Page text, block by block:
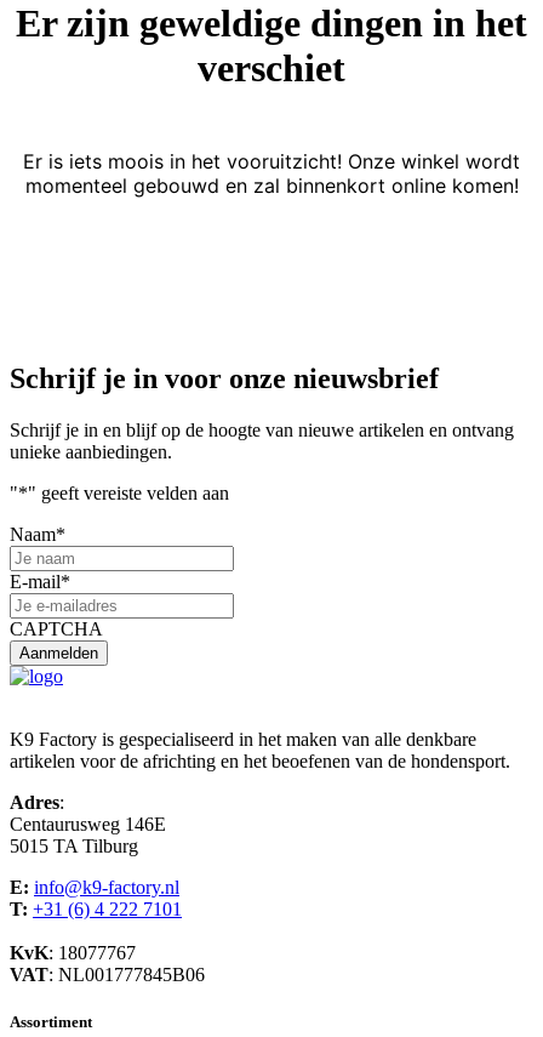
Er zijn geweldige dingen in het
verschiet
Er is iets moois in het vooruitzicht! Onze winkel wordt
momenteel gebouwd en zal binnenkort online komen!
Schrijf je in voor onze nieuwsbrief
Schrijf je in en blijf op de hoogte van nieuwe artikelen en ontvang
unieke aanbiedingen.
"*" geeft vereiste velden aan
Naam*
E-mail*
CAPTCHA
K9 Factory is gespecialiseerd in het maken van alle denkbare
artikelen voor de africhting en het beoefenen van de hondensport.
Adres:
Centaurusweg 146E
5015 TA Tilburg
E: info@k9-factory.nl
T: +31 (6) 4 222 7101
KvK: 18077767
VAT: NL001777845B06
Assortiment